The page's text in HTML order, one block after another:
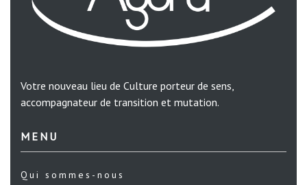
Votre nouveau lieu de Culture porteur de sens,
accompagnateur de transition et mutation.
MENU
Qui sommes-nous